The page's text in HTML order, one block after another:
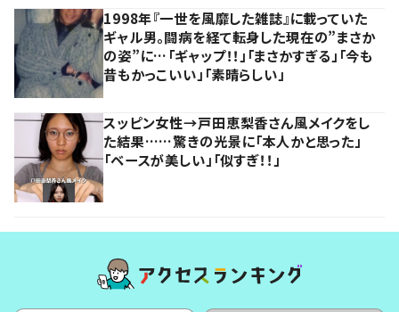
1998年『一世を風靡した雑誌』に載っていた
ギャル男。闘病を経て転身した現在の”まさか
の姿”に…「ギャップ！！」「まさかすぎる」「今も
昔もかっこいい」「素晴らしい」
スッピン女性→戸田恵梨香さん風メイクをし
た結果……驚きの光景に「本人かと思った」
「ベースが美しい」「似すぎ！！」